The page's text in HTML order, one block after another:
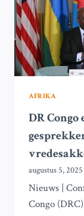
IN
AFRIKA
DR Congo
augustus 5, 2025
Nieuws |
Congo